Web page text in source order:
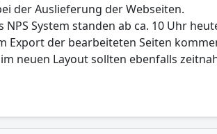
der Auslieferung der Webseiten.
NPS System standen ab ca. 10 Uhr
Export der bearbeiteten Seiten
neuen Layout sollten ebenfalls